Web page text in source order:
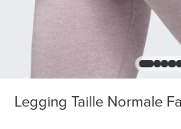
Legging Taille Normale